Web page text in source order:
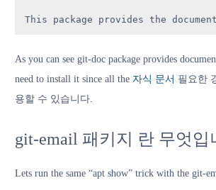
This package provides the
As you can see git-doc package provides
need to install it since all the 자식 문서 필요한
용할 수 있습니다.
git-email 패키지 란 무엇입
Lets run the same “apt show” trick with the git-